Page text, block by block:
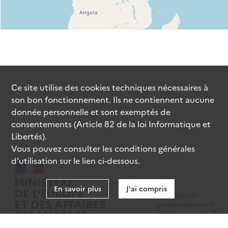
data.gouv.fr
legifrance.gouv.fr
Ce site utilise descookiestechniques nécessaires à
son bon fonctionnement. Ils ne contiennent aucune
donnée personnelle et sont exemptés de
consentements (Article 82 de la loi Informatique et
Libertés).
Vous pouvez consulter les conditions générales
d’utilisation sur le lien ci-dessous.
En savoir plus J'ai compris